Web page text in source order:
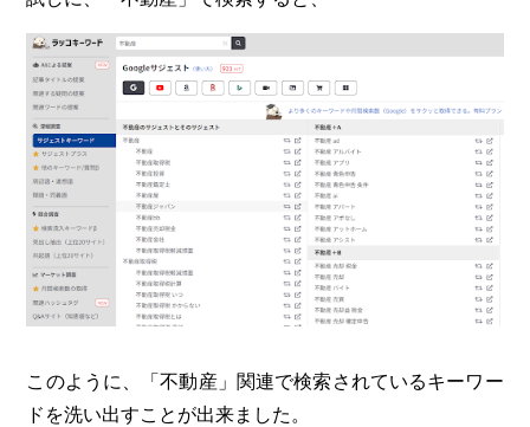
このように、「不動産」関連で検索されているキーワー
ドを洗い出すことが出来ました。